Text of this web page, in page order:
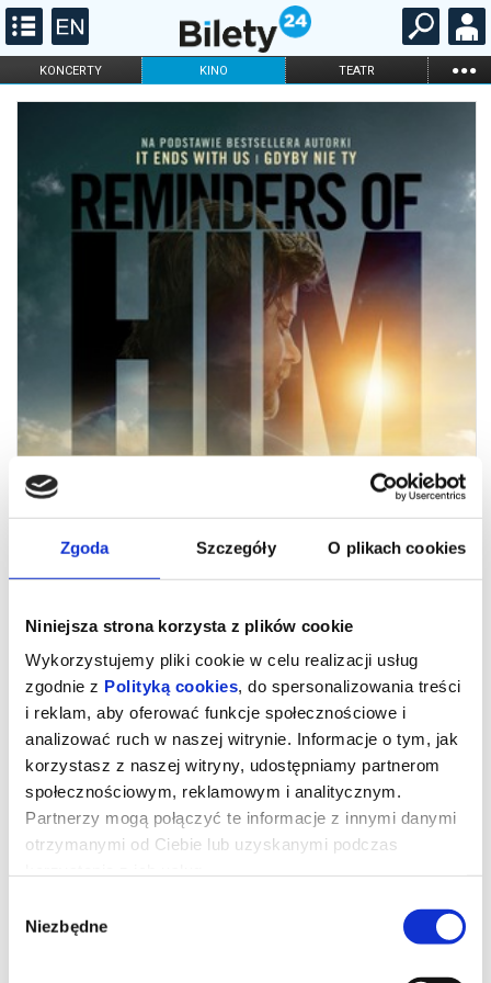
Zgoda Szczegóły O plikach cookies
Niniejsza strona korzysta z plików cookie
Wykorzystujemy pliki cookie w celu realizacji usług
zgodnie z Polityką cookies, do spersonalizowania treści
i reklam, aby oferować funkcje społecznościowe i
analizować ruch w naszej witrynie. Informacje o tym, jak
korzystasz z naszej witryny, udostępniamy partnerom
społecznościowym, reklamowym i analitycznym.
Partnerzy mogą połączyć te informacje z innymi danymi
otrzymanymi od Ciebie lub uzyskanymi podczas
zgody
Niezbędne
KONCERTY KINO TEATR ...
FILHARMONIA OPERA I BALET
ONLINE KARNETY
REMINDERS OF HIM. CZĄSTKA
Po powrocie do rodzinnego miasta z więzienia, gdzie trafiła za